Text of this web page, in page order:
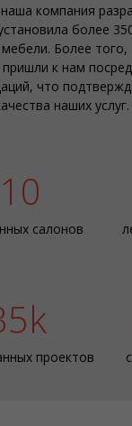
салонов
10
проектов
компания
более
мебели. Более
пришли к нам
что
наших услуг.